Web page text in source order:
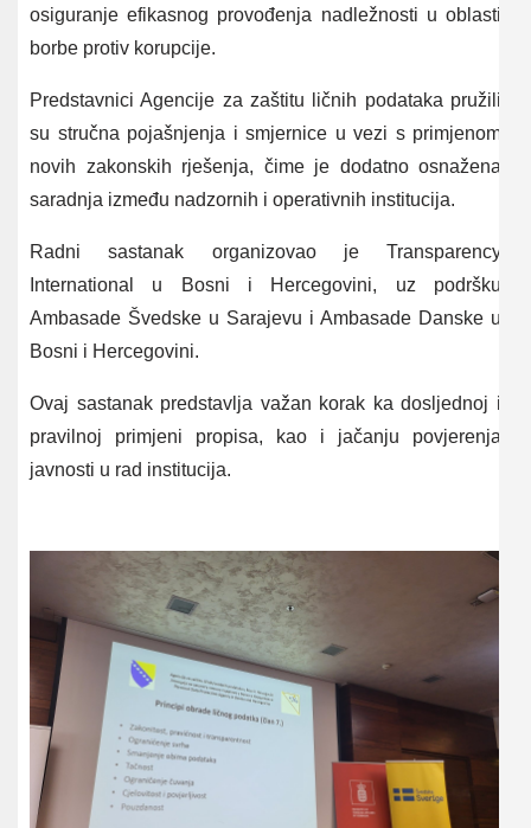
osiguranje efikasnog provođenja nadležnosti u oblasti
borbe protiv korupcije.
Predstavnici Agencije za zaštitu ličnih podataka pružili
su stručna pojašnjenja i smjernice u vezi s primjenom
novih zakonskih rješenja, čime je dodatno osnažena
saradnja između nadzornih i operativnih institucija.
Radni sastanak organizovao je Transparency
International u Bosni i Hercegovini, uz podršku
Ambasade Švedske u Sarajevu i Ambasade Danske u
Bosni i Hercegovini.
Ovaj sastanak predstavlja važan korak ka dosljednoj i
pravilnoj primjeni propisa, kao i jačanju povjerenja
javnosti u rad institucija.